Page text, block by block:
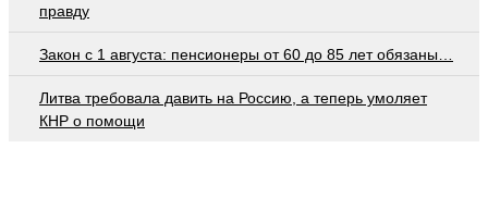
прaвду
Закон с 1 августа: пенсионеры от 60 до 85 лет обязаны…
Литва требовала давить на Россию, а теперь умоляет
КНР о помощи